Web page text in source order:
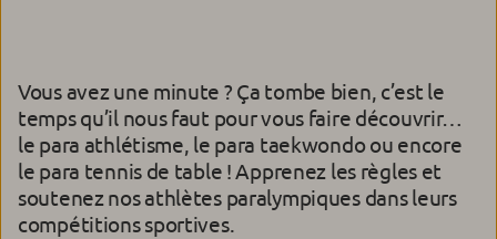
Vous avez une minute ? Ça tombe bien, c’est le
temps qu’il nous faut pour vous faire découvrir…
le para athlétisme, le para taekwondo ou encore
le para tennis de table ! Apprenez les règles et
soutenez nos athlètes paralympiques dans leurs
compétitions sportives.